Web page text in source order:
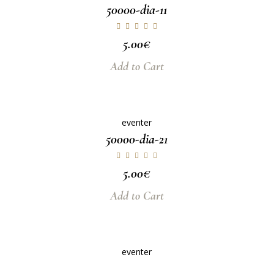
50000-dia-11
5.00€
Add to Cart
eventer
50000-dia-21
5.00€
Add to Cart
eventer